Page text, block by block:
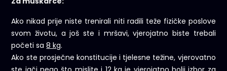
Ako nikad prije niste trenirali niti radili teže fizičke poslove
svom životu, a još ste i mršavi, vjerojatno biste trebali
početi sa8 kg.
Ako ste prosječne konstitucije i tjelesne težine, vjerovatno